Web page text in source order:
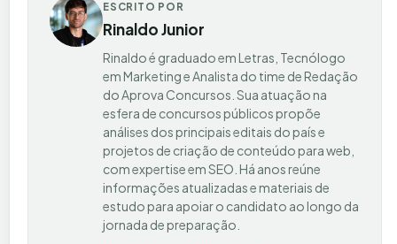
ESCRITO POR
Rinaldo Junior
Rinaldo é graduado em Letras, Tecnólogo
em Marketing e Analista do time de Redação
do Aprova Concursos. Sua atuação na
esfera de concursos públicos propõe
análises dos principais editais do país e
projetos de criação de conteúdo para web,
com expertise em SEO. Há anos reúne
informações atualizadas e materiais de
estudo para apoiar o candidato ao longo da
jornada de preparação.